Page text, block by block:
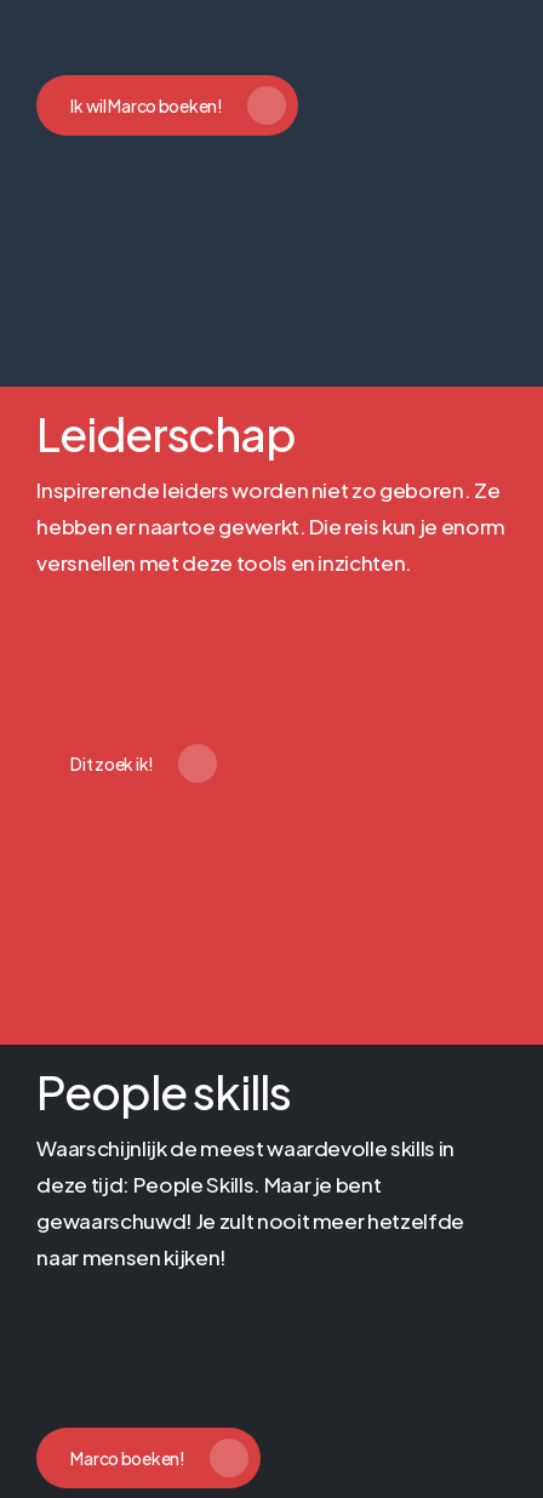
Ik wil Marco boeken!
Leiderschap
Inspirerende leiders worden niet zo geboren. Ze
hebben er naartoe gewerkt. Die reis kun je enorm
versnellen met deze tools en inzichten.
Dit zoek ik!
People skills
Waarschijnlijk de meest waardevolle skills in
deze tijd: People Skills. Maar je bent
gewaarschuwd! Je zult nooit meer hetzelfde
naar mensen kijken!
Marco boeken!